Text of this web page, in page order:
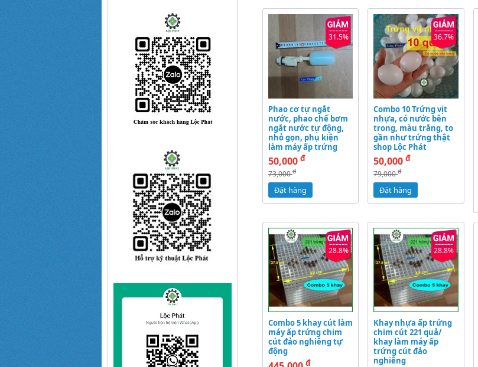
31.5%
Phao cơ tự ngắt
nước, phao chế bơm
ngắt nước tự động,
nhỏ gọn, phụ kiện
làm máy ấp trứng
50,000 đ
73,000đ
Đặt hàng
36.7%
Combo 10 Trứng vịt
nhựa, có nước bên
trong, màu trắng, to
gần như trứng thật
shop Lộc Phát
50,000đ
79,000đ
Đặt hàng
28.8%
Combo 5 khay cút làm
máy ấp trứng chim
cút đảo nghiêng tự
động
đ
28.8%
Khay nhựa ấp trứng
chim cút 221 quả/
khay làm máy ấp
trứng cút đảo
nghiêng